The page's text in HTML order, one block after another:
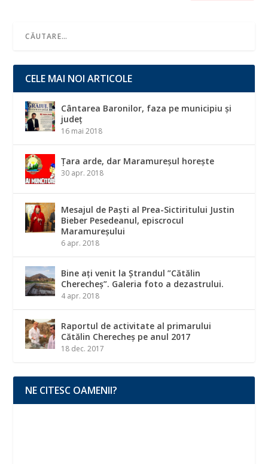
CELE MAI NOI ARTICOLE
Cântarea Baronilor, faza pe municipiu și
județ
16 mai 2018
Țara arde, dar Maramureșul horește
30 apr. 2018
Mesajul de Paști al Prea-Sictiritului Justin
Bieber Pesedeanul, episcrocul
Maramureșului
6 apr. 2018
Bine ați venit la Ștrandul ”Cătălin
Cherecheș”. Galeria foto a dezastrului.
4 apr. 2018
Raportul de activitate al primarului
Cătălin Cherecheș pe anul 2017
18 dec. 2017
NE CITESC OAMENII?